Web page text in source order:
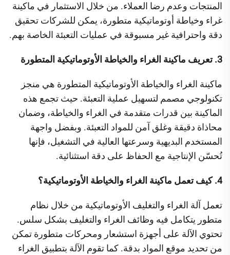
المنتجات وعدم رضا العملاء. من خلال الاستثمار في ماكينة
غراء وخياطة أوتوماتيكية متطورة، يمكن للشركات تحقيق
دقة واحترافية غير مسبوقة في عمليات التعبئة الخاصة بهم.
3. تعريف ماكينة الغراء والخياطة الأوتوماتيكية المتطورة
ماكينة الغراء والخياطة الأوتوماتيكية المتطورة هي منجز
تكنولوجي مصمم لتسهيل عملية التعبئة. حيث تجمع هذه
الماكينة بين قدرات متقدمة في الغراء والخياطة، وضمان
محاذاة دقيقة وغلق آمن للمواد التعبئة. وبفضل واجهة
المستخدم البديهية وسرعتها العالية في التشغيل، فإنها
تُحسّن الإنتاجية مع الحفاظ على دقة استثنائية.
4. كيف تعمل ماكينة الغراء والخياطة الأوتوماتيكية؟
تعمل آلة الغراء والتغليف الأوتوماتيكية من خلال نظام
متطور يتكامل فيه وظائف الغراء والتغليف بشكل سلس.
تحتوي الآلة على أجهزة استشعار ومحركات متطورة تمكن
من تحديد موقع المواد بدقة. كما تقوم الآلة بتطبيق الغراء